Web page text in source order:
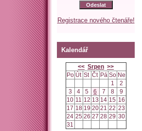
Registrace nového čtenáře!
Kalendář
<< Srpen >>
Po Út St Čt Pá So Ne
1
2
3
4 5 6 7 8
9
10 11 12 13 14 15 16
17 18 19 20 21 22 23
24 25 26 27 28 29 30
31